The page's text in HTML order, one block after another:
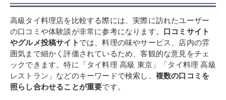
高級タイ料理店を比較する際には、実際に訪れたユーザー
の口コミや体験談が非常に参考になります。 口コミサイト
やグルメ投稿サイト では、料理の味やサービス、店内の雰
囲気まで細かく評価されているため、客観的な意見をチェ
ックできます。特に「タイ料理 高級 東京」「タイ料理 高級
レストラン」などのキーワードで検索し、 複数の口コミを
照らし合わせることが重要です。